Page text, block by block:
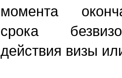
момента
срока
действия визы